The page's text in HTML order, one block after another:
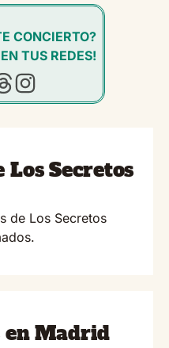
CONCIERTO?
TUS REDES!
Los Secretos
de Los Secretos
en Madrid